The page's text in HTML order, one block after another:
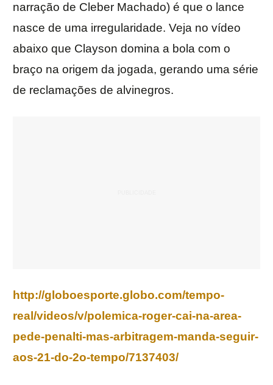
narração de Cleber Machado) é que o lance
nasce de uma irregularidade. Veja no vídeo
abaixo que Clayson domina a bola com o
braço na origem da jogada, gerando uma série
de reclamações de alvinegros.
http://globoesporte.globo.com/tempo-
real/videos/v/polemica-roger-cai-na-area-
pede-penalti-mas-arbitragem-manda-seguir-
aos-21-do-2o-tempo/7137403/